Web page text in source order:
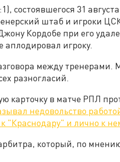
состоявшегося 31
штаб и игроки
Кордобе при его
аплодировал игроку.
между тренерами.
разногласий.
карточку в матче РПЛ
недовольство
"Краснодару" и лично к
который, по